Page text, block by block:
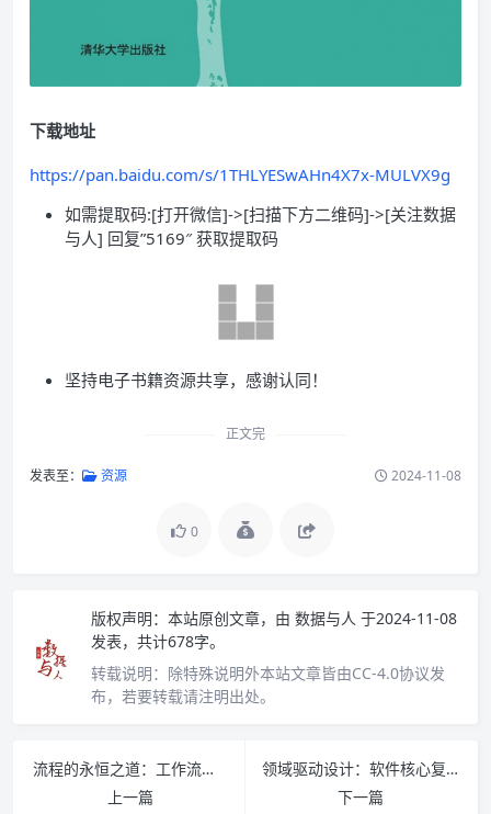
下载地址
https://pan.baidu.com/s/1THLYESwAHn4X7x-MULVX9g
如需提取码:[打开微信]->[扫描下方二维码]->[关注数据
与人] 回复”5169″ 获取提取码
坚持电子书籍资源共享，感谢认同！
正文完
发表至： 资源 2024-11-08
0
版权声明： 本站原创文章，由 数据与人 于2024-11-08
发表，共计678字。
转载说明： 除特殊说明外本站文章皆由CC-4.0协议发
布，若要转载请注明出处。
流程的永恒之道：工作流及BPM技术的理论、规范、模式及最佳实践 PDF下载
上一篇
领域驱动设计：软件核心复杂性应对之道 PDF下载
下一篇